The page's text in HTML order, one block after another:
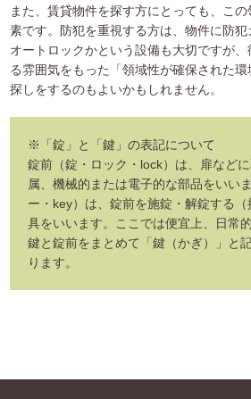
また、賃貸物件を探す方にとっても、こ
素です。防犯を重視する方は、物件に防犯
オートロックかという設備も大切ですが
る雰囲気をもった「領域性が確保された
探しをするのもよいかもしれません。
※「錠」と「鍵」の表記について
錠前（錠・ロック・lock）は、扉など
属、機械的または電子的な部品をいい
ー・key）は、錠前を施錠・解錠する
具をいいます。ここでは便宜上、日常
鍵と錠前をまとめて「鍵（かぎ）」と
ります。